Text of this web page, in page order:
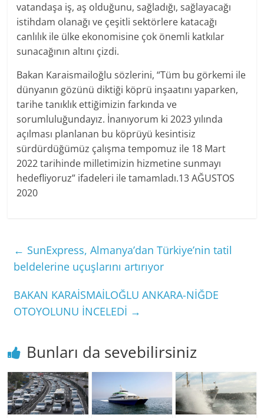
vatandaşa iş, aş olduğunu, sağladığı, sağlayacağı
istihdam olanağı ve çeşitli sektörlere katacağı
canlılık ile ülke ekonomisine çok önemli katkılar
sunacağının altını çizdi.
Bakan Karaismailoğlu sözlerini, “Tüm bu görkemi ile
dünyanın gözünü diktiği köprü inşaatını yaparken,
tarihe tanıklık ettiğimizin farkında ve
sorumluluğundayız. İnanıyorum ki 2023 yılında
açılması planlanan bu köprüyü kesintisiz
sürdürdüğümüz çalışma tempomuz ile 18 Mart
2022 tarihinde milletimizin hizmetine sunmayı
hedefliyoruz” ifadeleri ile tamamladı.13 AĞUSTOS
2020
← SunExpress, Almanya’dan Türkiye’nin tatil
beldelerine uçuşlarını artırıyor
BAKAN KARAİSMAİLOĞLU ANKARA-NİĞDE
OTOYOLUNU İNCELEDİ →
Bunları da sevebilirsiniz